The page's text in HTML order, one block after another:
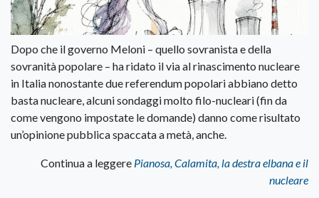
Dopo che il governo Meloni – quello sovranista e della
sovranità popolare – ha ridato il via al rinascimento nucleare
in Italia nonostante due referendum popolari abbiano detto
basta nucleare, alcuni sondaggi molto filo-nucleari (fin da
come vengono impostate le domande) danno come risultato
un’opinione pubblica spaccata a metà, anche.
Continua a leggere Pianosa, Calamita, la destra elbana e il
nucleare